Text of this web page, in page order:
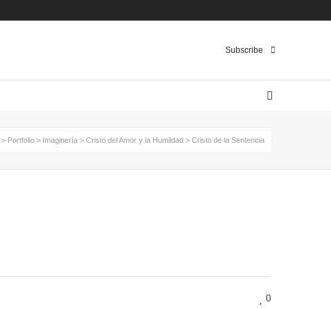
Subscribe
> Portfolio > Imaginería > Cristo del Amor y la Humildad > Cristo de la Sentencia
0